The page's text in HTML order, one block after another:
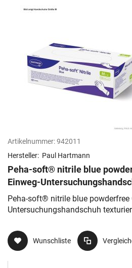
Artikelnummer:942011
Hersteller: Paul Hartmann
Peha-soft® nitrile blue
Einweg-
Fingerbereich
Peha-soft® nitrile blue powderfree
Untersuchungshandschuh
Wunschliste